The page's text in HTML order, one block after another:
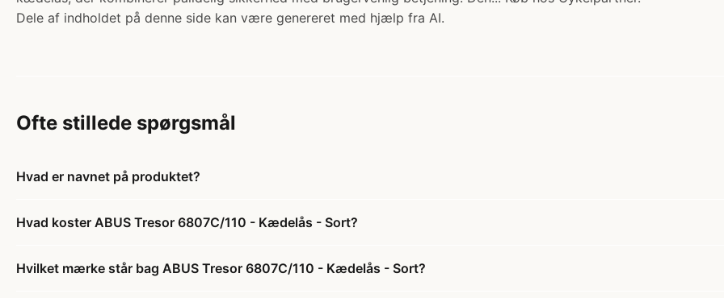
Dele af indholdet på denne side kan være genereret med hjælp fra AI.
Ofte stillede spørgsmål
Hvad er navnet på produktet?
Hvad koster ABUS Tresor 6807C/110 - Kædelås - Sort?
Hvilket mærke står bag ABUS Tresor 6807C/110 - Kædelås - Sort?